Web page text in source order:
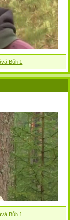
Bůh 1
Bůh 1